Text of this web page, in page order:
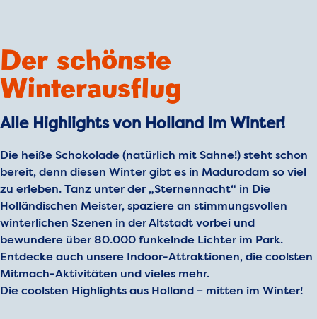
Der schönste
Winterausflug
Alle Highlights von Holland im Winter!
Die heiße Schokolade (natürlich mit Sahne!) steht schon
bereit, denn diesen Winter gibt es in Madurodam so viel
zu erleben. Tanz unter der „Sternennacht“ in Die
Holländischen Meister, spaziere an stimmungsvollen
winterlichen Szenen in der Altstadt vorbei und
bewundere über 80.000 funkelnde Lichter im Park.
Entdecke auch unsere Indoor-Attraktionen, die coolsten
Mitmach-Aktivitäten und vieles mehr.
Die coolsten Highlights aus Holland – mitten im Winter!